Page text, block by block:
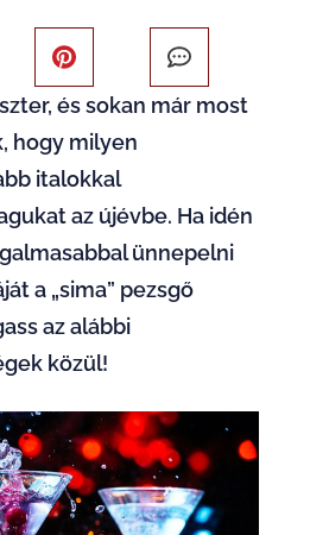
és sokan már most
hogy milyen
italokkal
az újévbe. Ha idén
ünnepelni
a „sima” pezsgő
az alábbi
közül!